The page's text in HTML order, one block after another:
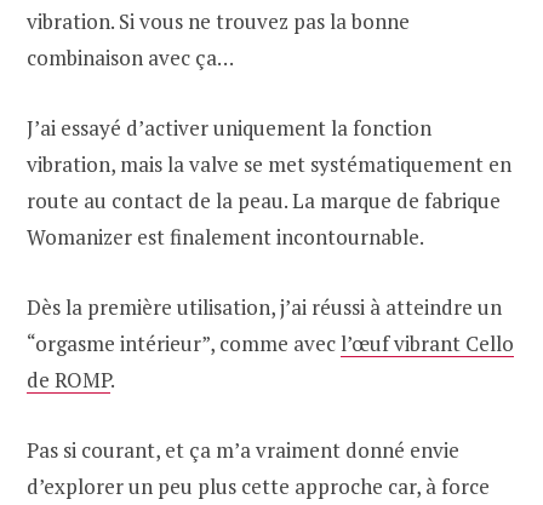
vibration. Si vous ne trouvez pas la bonne
combinaison avec ça…
J’ai essayé d’activer uniquement la fonction
vibration, mais la valve se met systématiquement en
route au contact de la peau. La marque de fabrique
Womanizer est finalement incontournable.
Dès la première utilisation, j’ai réussi à atteindre un
“orgasme intérieur”, comme avec l’œuf vibrant Cello
de ROMP.
Pas si courant, et ça m’a vraiment donné envie
d’explorer un peu plus cette approche car, à force